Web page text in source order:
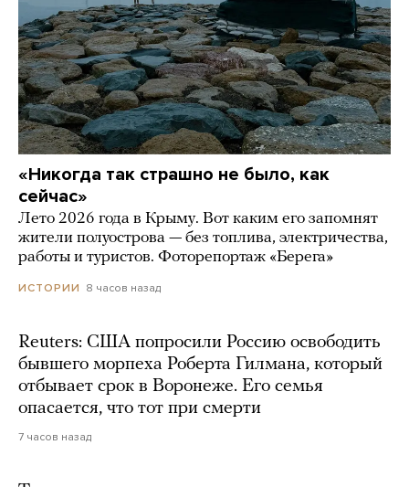
«Никогда так страшно не было, как
сейчас»
Лето 2026 года в Крыму. Вот каким его запомнят
жители полуострова — без топлива, электричества,
работы и туристов. Фоторепортаж «Берега»
ИСТОРИИ 8 часов назад
Reuters: США попросили Россию освободить
бывшего морпеха Роберта Гилмана, который
отбывает срок в Воронеже. Его семья
опасается, что тот при смерти
7 часов назад